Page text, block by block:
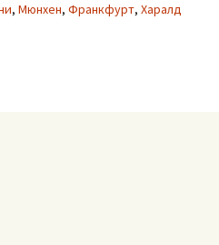
, Мюнхен, Франкфурт, Харалд